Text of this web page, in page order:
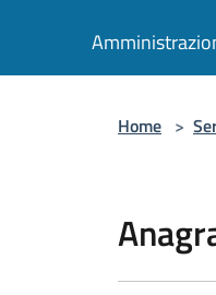
Home >